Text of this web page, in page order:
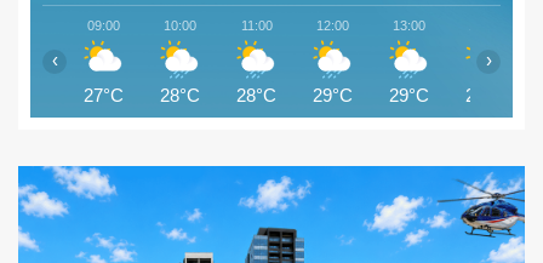
09:00
27°C
10:00
28°C
11:00
28°C
12:00
29°C
13:00
29°C 28°C
‹ ›